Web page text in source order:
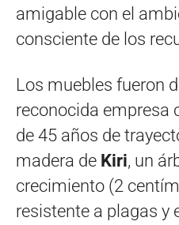
amigable con el
consciente de los
Los muebles fueron
reconocida empresa
de 45 años de
madera de Kiri, un
crecimiento (2
resistente a plagas y